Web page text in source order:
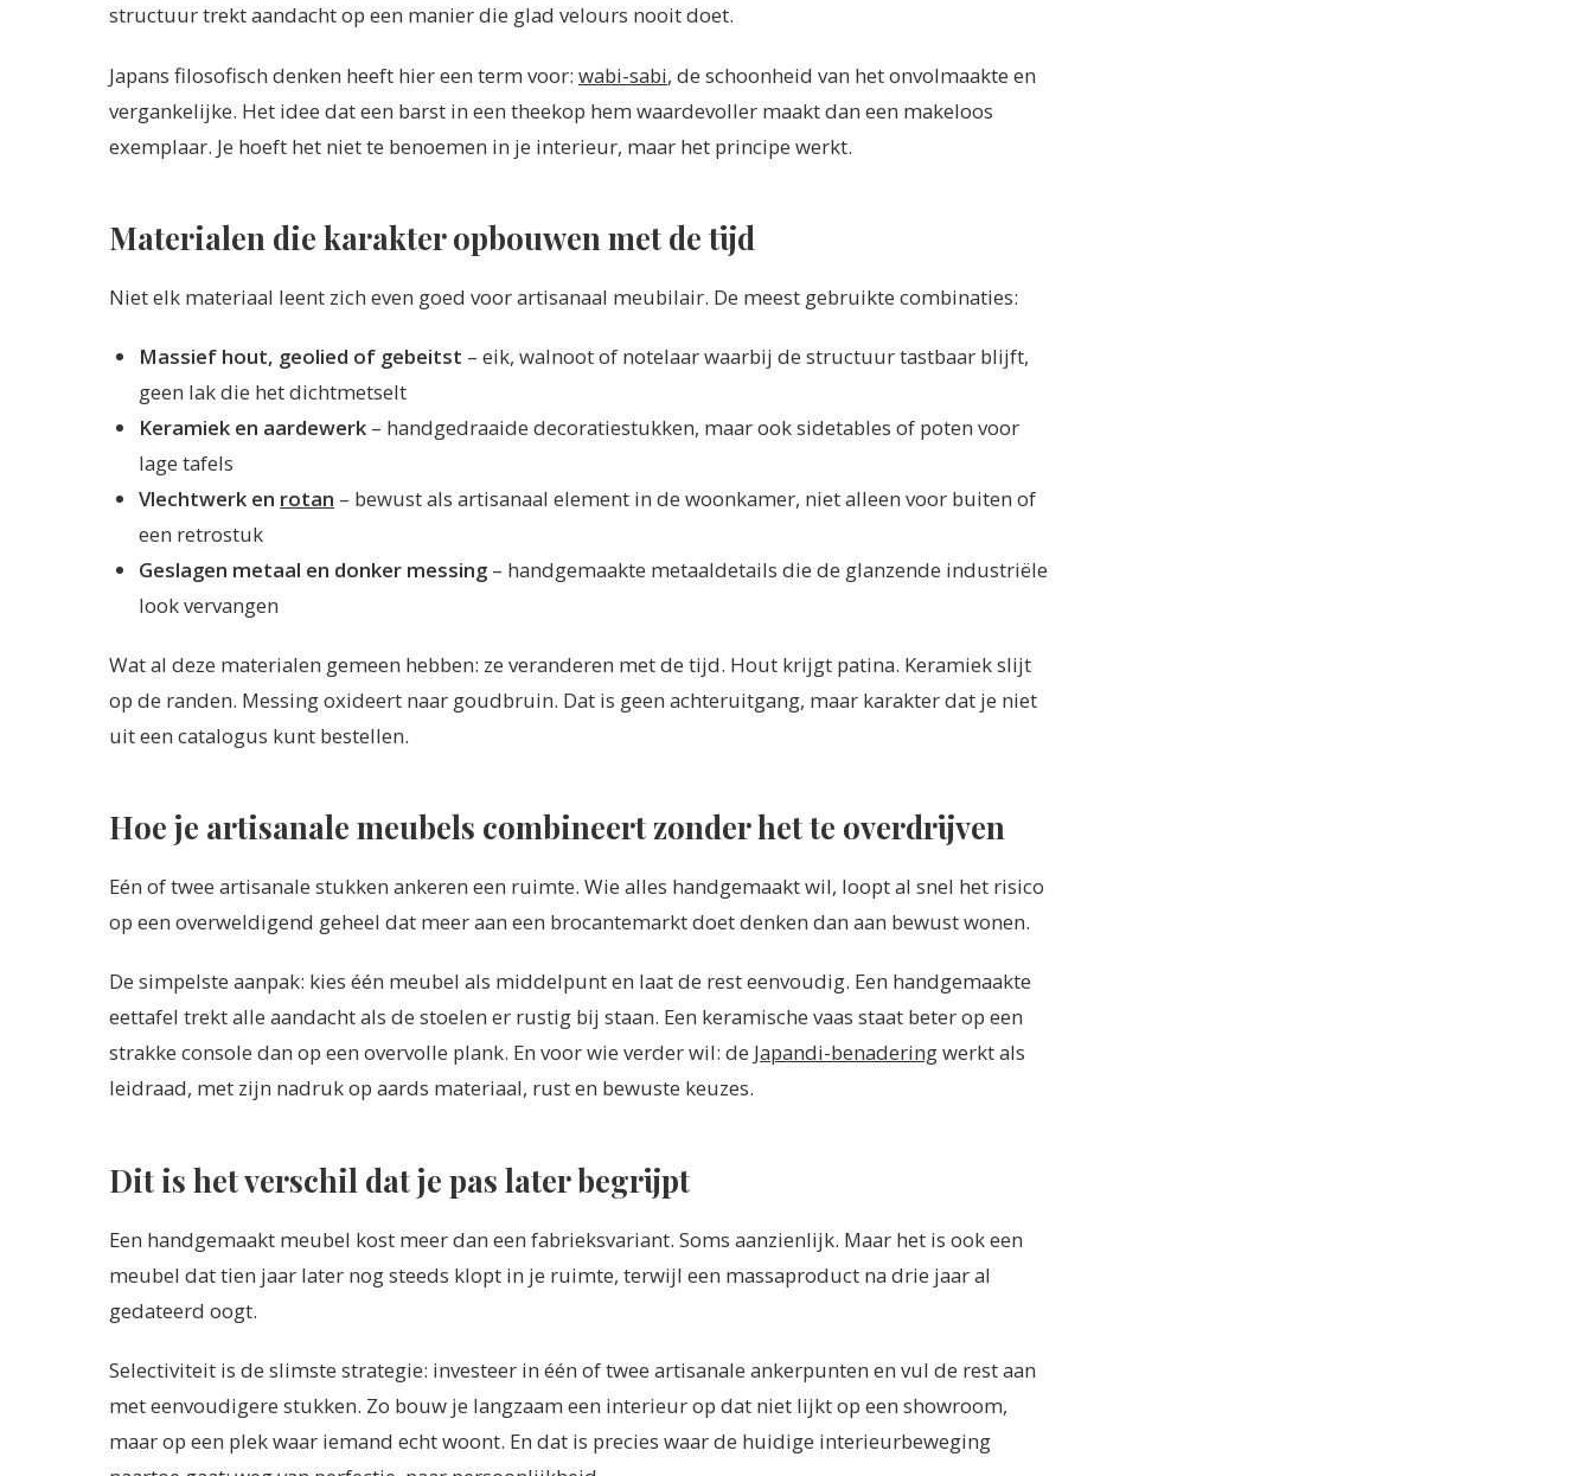
structuur trekt aandacht op een manier die glad velours nooit doet.
Japans filosofisch denken heeft hier een term voor: wabi-sabi, de schoonheid van het onvolmaakte en
vergankelijke. Het idee dat een barst in een theekop hem waardevoller maakt dan een makeloos
exemplaar. Je hoeft het niet te benoemen in je interieur, maar het principe werkt.
Materialen die karakter opbouwen met de tijd
Niet elk materiaal leent zich even goed voor artisanaal meubilair. De meest gebruikte combinaties:
Massief hout, geolied of gebeitst – eik, walnoot of notelaar waarbij de structuur tastbaar blijft,
geen lak die het dichtmetselt
Keramiek en aardewerk – handgedraaide decoratiestukken, maar ook sidetables of poten voor
lage tafels
Vlechtwerk en rotan – bewust als artisanaal element in de woonkamer, niet alleen voor buiten of
een retrostuk
Geslagen metaal en donker messing – handgemaakte metaaldetails die de glanzende industriële
look vervangen
Wat al deze materialen gemeen hebben: ze veranderen met de tijd. Hout krijgt patina. Keramiek slijt
op de randen. Messing oxideert naar goudbruin. Dat is geen achteruitgang, maar karakter dat je niet
uit een catalogus kunt bestellen.
Hoe je artisanale meubels combineert zonder het te overdrijven
Eén of twee artisanale stukken ankeren een ruimte. Wie alles handgemaakt wil, loopt al snel het risico
op een overweldigend geheel dat meer aan een brocantemarkt doet denken dan aan bewust wonen.
De simpelste aanpak: kies één meubel als middelpunt en laat de rest eenvoudig. Een handgemaakte
eettafel trekt alle aandacht als de stoelen er rustig bij staan. Een keramische vaas staat beter op een
strakke console dan op een overvolle plank. En voor wie verder wil: de Japandi-benaderingwerkt als
leidraad, met zijn nadruk op aards materiaal, rust en bewuste keuzes.
Dit is het verschil dat je pas later begrijpt
Een handgemaakt meubel kost meer dan een fabrieksvariant. Soms aanzienlijk. Maar het is ook een
meubel dat tien jaar later nog steeds klopt in je ruimte, terwijl een massaproduct na drie jaar al
gedateerd oogt.
Selectiviteit is de slimste strategie: investeer in één of twee artisanale ankerpunten en vul de rest aan
met eenvoudigere stukken. Zo bouw je langzaam een interieur op dat niet lijkt op een showroom,
maar op een plek waar iemand echt woont. En dat is precies waar de huidige interieurbeweging